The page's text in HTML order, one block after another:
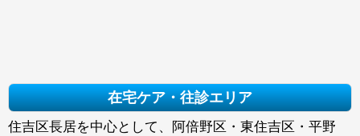
在宅ケア・往診エリア
住吉区長居を中心として、阿倍野区・東住吉区・平野